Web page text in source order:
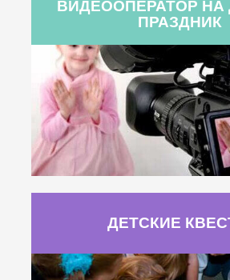
ВИДЕООПЕРАТОР НА
ПРАЗДНИК
ДЕТСКИЕ